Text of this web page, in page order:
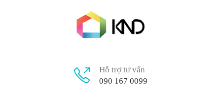
Hỗ trợ tư vấn
090 167 0099